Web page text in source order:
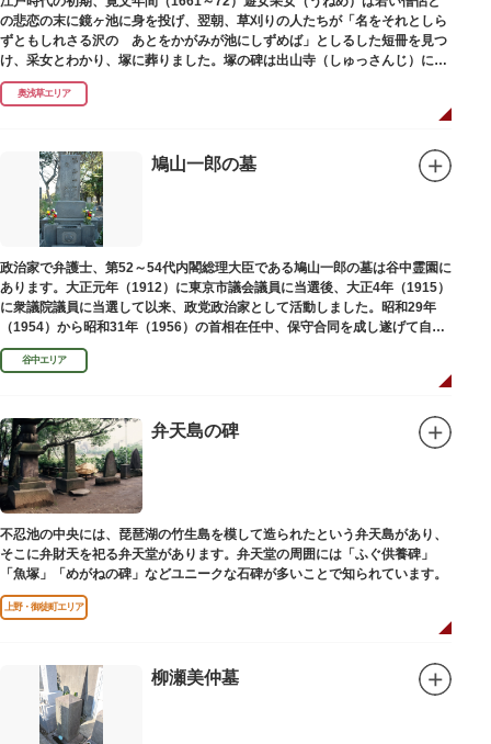
の悲恋の末に鏡ヶ池に身を投げ、翌朝、草刈りの人たちが「名をそれとしら
ずともしれさる沢の あとをかがみが池にしずめば」としるした短冊を見つ
け、采女とわかり、塚に葬りました。塚の碑は出山寺（しゅっさんじ）にあ
ります。
奥浅草エリア
鳩山一郎の墓
政治家で弁護士、第52～54代内閣総理大臣である鳩山一郎の墓は谷中霊園に
あります。大正元年（1912）に東京市議会議員に当選後、大正4年（1915）
に衆議院議員に当選して以来、政党政治家として活動しました。昭和29年
（1954）から昭和31年（1956）の首相在任中、保守合同を成し遂げて自由
民主党の初代総裁となり、日本とソビエト連邦の国交回復を実現しました。
谷中エリア
弁天島の碑
不忍池の中央には、琵琶湖の竹生島を模して造られたという弁天島があり、
そこに弁財天を祀る弁天堂があります。弁天堂の周囲には「ふぐ供養碑」
「魚塚」「めがねの碑」などユニークな石碑が多いことで知られています。
上野・御徒町エリア
柳瀬美仲墓